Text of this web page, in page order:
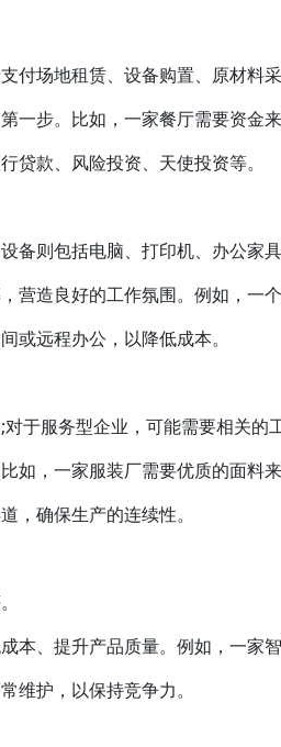
付场地租赁、设备购置、原材料
步。比如，一家餐厅需要资金
贷款、风险投资、天使投资等。
备则包括电脑、打印机、办公家具
营造良好的工作氛围。例如，一
或远程办公，以降低成本。
于服务型企业，可能需要相关的
，一家服装厂需要优质的面料
，确保生产的连续性。
本、提升产品质量。例如，一家
维护，以保持竞争力。